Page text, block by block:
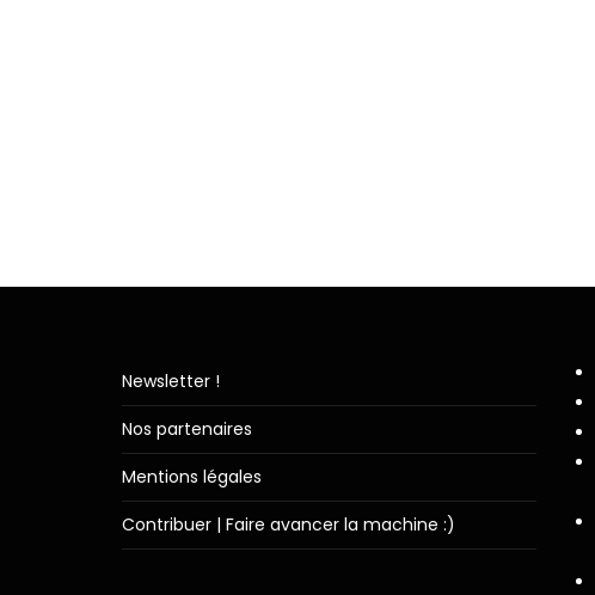
Newsletter !
Nos partenaires
Mentions légales
Contribuer | Faire avancer la machine :)